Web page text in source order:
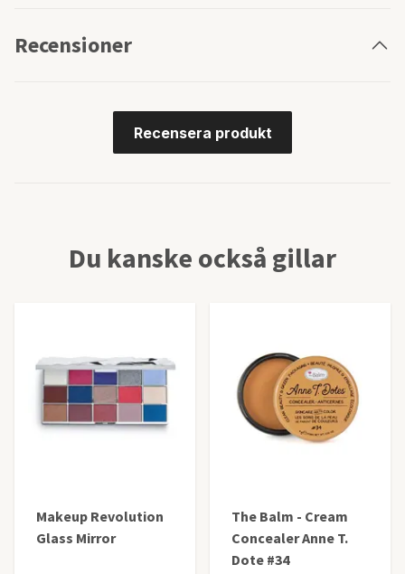
Recensioner
Recensera produkt
Du kanske också gillar
Makeup Revolution
Glass Mirror
The Balm - Cream
Concealer Anne T.
Dote #34